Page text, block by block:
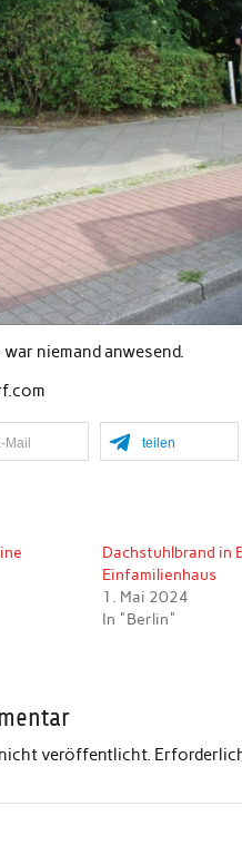
niemand anwesend.
Mail teilen
Dachstuhlbrand in
Einfamilienhaus
1. Mai 2024
In "Berlin"
veröffentlicht.